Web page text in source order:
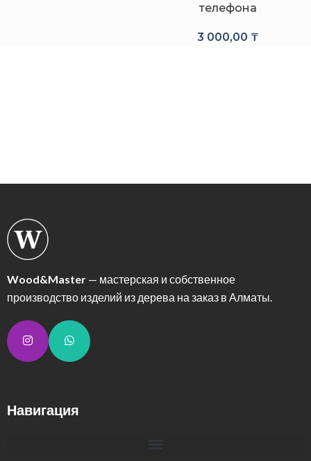
телефона
3 000,00 ₸
Wood&Master — мастерская и собственное
производство изделий из дерева на заказ в Алматы.
Навигация